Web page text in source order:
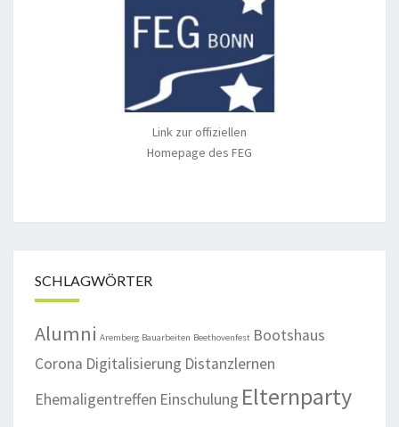
Link zur offiziellen
Homepage des FEG
SCHLAGWÖRTER
Alumni Aremberg Bauarbeiten Beethovenfest Bootshaus
Corona Digitalisierung Distanzlernen
Ehemaligentreffen Einschulung Elternparty